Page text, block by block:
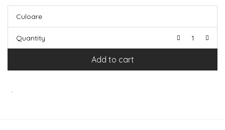
Culoare
Quantity
Add to cart